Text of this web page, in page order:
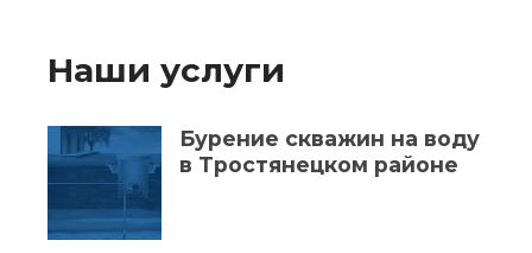
Наши услуги
Бурение скважин на воду
в Тростянецком районе